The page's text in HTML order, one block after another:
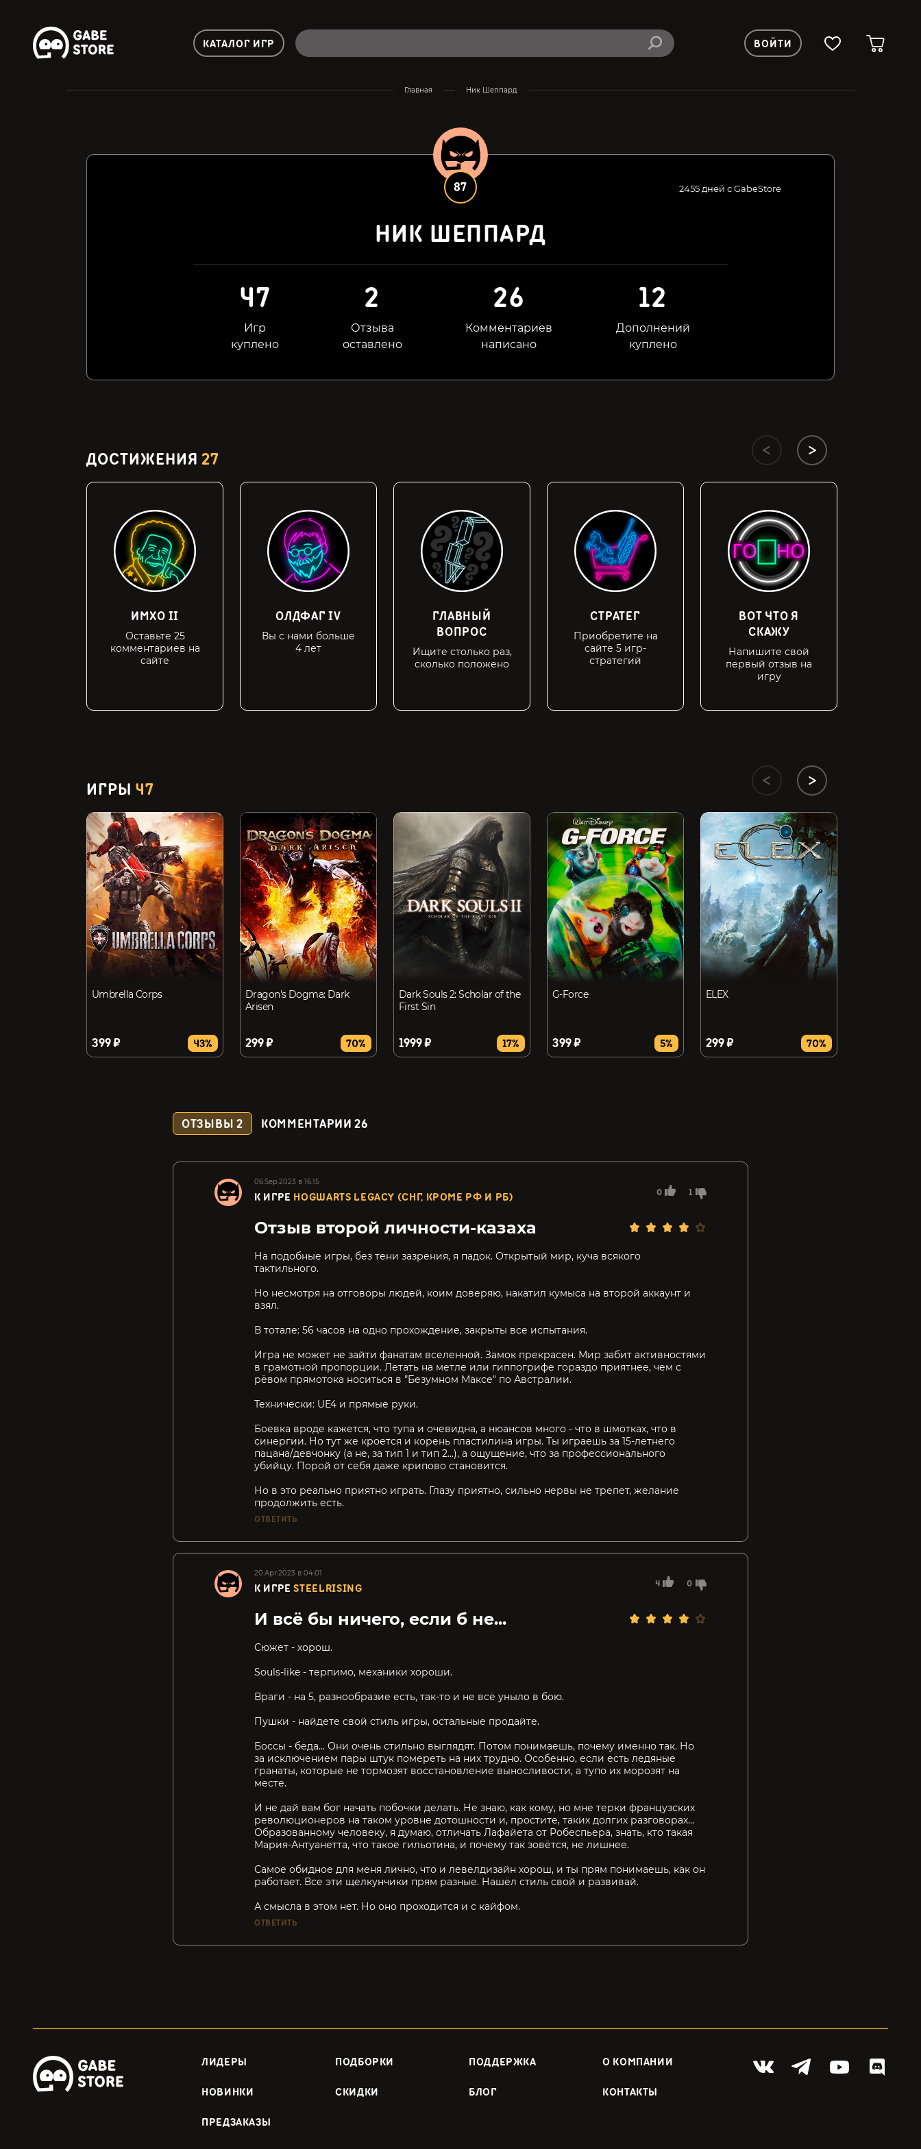
КАТАЛОГ ИГР ВОЙТИ
Главная Ник Шеппард
87 2455 дней с GabeStore
НИК ШЕППАРД
47
Игр
куплено
2
Отзыва
оставлено
26
Комментариев
написано
12
Дополнений
куплено
ДОСТИЖЕНИЯ 27
ИМХО II
Оставьте 25
комментариев на
сайте
ОЛДФАГ IV
Вы с нами больше
4 лет
ГЛАВНЫЙ
ВОПРОС
Ищите столько раз,
сколько положено
СТРАТЕГ
Приобретите на
сайте 5 игр-
стратегий
ВОТ ЧТО Я
СКАЖУ
Напишите свой
первый отзыв на
игру
ИГРЫ 47
Umbrella Corps
399 ₽ 43%
Dragon's Dogma: Dark
Arisen
299 ₽ 70%
Dark Souls 2: Scholar of the
First Sin
1999 ₽ 17%
G-Force
399 ₽ 5%
ELEX
299 ₽ 70%
ОТЗЫВЫ2 КОММЕНТАРИИ26
06.Sep.2023 в 16:15
К ИГРЕ HOGWARTS LEGACY (СНГ, КРОМЕ РФ И РБ) 0 1
Отзыв второй личности-казаха
На подобные игры, без тени зазрения, я падок. Открытый мир, куча всякого
тактильного.
Но несмотря на отговоры людей, коим доверяю, накатил кумыса на второй аккаунт и
взял.
В тотале: 56 часов на одно прохождение, закрыты все испытания.
Игра не может не зайти фанатам вселенной. Замок прекрасен. Мир забит активностями
в грамотной пропорции. Летать на метле или гиппогрифе гораздо приятнее, чем с
рёвом прямотока носиться в "Безумном Максе" по Австралии.
Технически: UE4 и прямые руки.
Боевка вроде кажется, что тупа и очевидна, а нюансов много - что в шмотках, что в
синергии. Но тут же кроется и корень пластилина игры. Ты играешь за 15-летнего
пацана/девчонку (а не, за тип 1 и тип 2...), а ощущение, что за профессионального
убийцу. Порой от себя даже крипово становится.
Но в это реально приятно играть. Глазу приятно, сильно нервы не трепет, желание
продолжить есть.
ОТВЕТИТЬ
20.Apr.2023 в 04:01
К ИГРЕSTEELRISING 4 0
И всё бы ничего, если б не...
Сюжет - хорош.
Souls-like - терпимо, механики хороши.
Враги - на 5, разнообразие есть, так-то и не всё уныло в бою.
Пушки - найдете свой стиль игры, остальные продайте.
Боссы - беда... Они очень стильно выглядят. Потом понимаешь, почему именно так. Но
за исключением пары штук помереть на них трудно. Особенно, если есть ледяные
гранаты, которые не тормозят восстановление выносливости, а тупо их морозят на
месте.
И не дай вам бог начать побочки делать. Не знаю, как кому, но мне терки французских
революционеров на таком уровне дотошности и, простите, таких долгих разговорах...
Образованному человеку, я думаю, отличать Лафайета от Робеспьера, знать, кто такая
Мария-Антуанетта, что такое гильотина, и почему так зовётся, не лишнее.
Самое обидное для меня лично, что и левелдизайн хорош, и ты прям понимаешь, как он
работает. Все эти щелкунчики прям разные. Нашёл стиль свой и развивай.
А смысла в этом нет. Но оно проходится и с кайфом.
ОТВЕТИТЬ
ЛИДЕРЫ ПОДБОРКИ ПОДДЕРЖКА О КОМПАНИИ
НОВИНКИ СКИДКИ БЛОГ КОНТАКТЫ
ПРЕДЗАКАЗЫ